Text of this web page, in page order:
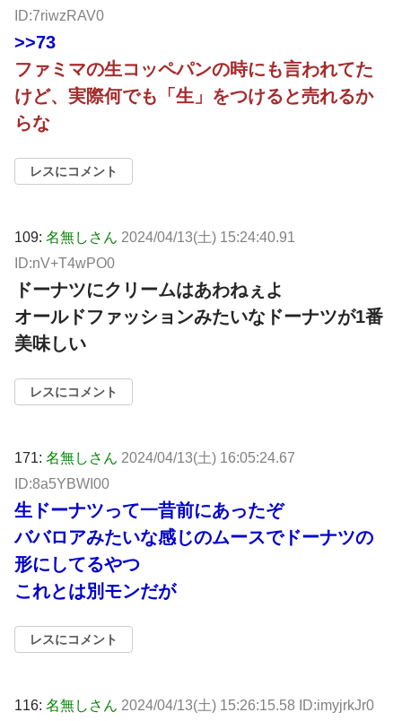
ID:7riwzRAV0
>>73
ファミマの生コッペパンの時にも言われてた
けど、実際何でも「生」をつけると売れるか
らな
レスにコメント
109: 名無しさん 2024/04/13(土) 15:24:40.91
ID:nV+T4wPO0
ドーナツにクリームはあわねぇよ
オールドファッションみたいなドーナツが1番
美味しい
レスにコメント
171: 名無しさん 2024/04/13(土) 16:05:24.67
ID:8a5YBWI00
生ドーナツって一昔前にあったぞ
ババロアみたいな感じのムースでドーナツの
形にしてるやつ
これとは別モンだが
レスにコメント
116: 名無しさん 2024/04/13(土) 15:26:15.58 ID:imyjrkJr0